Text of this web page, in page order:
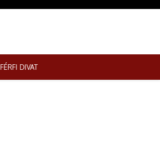
FÉRFI DIVAT